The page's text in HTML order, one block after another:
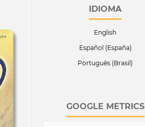
IDIOMA
English
Español (España)
Português (Brasil)
GOOGLE METRICS